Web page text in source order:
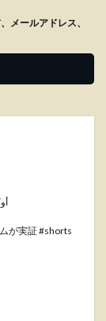
メールアドレス、
が実証 #shorts